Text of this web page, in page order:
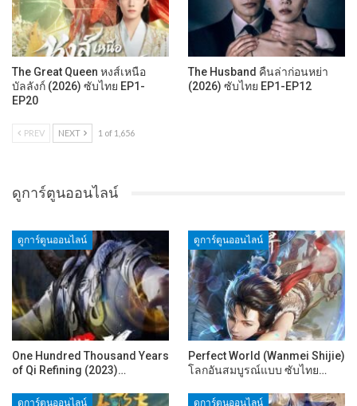
The Great Queen หงส์เหนือ
บัลลังก์ (2026) ซับไทย EP1-
EP20
The Husband คืนล่าก่อนหย่า
(2026) ซับไทย EP1-EP12
PREV NEXT 1 of 1,656
ดูการ์ตูนออนไลน์
ดูการ์ตูนออนไลน์
One Hundred Thousand Years
of Qi Refining (2023)…
ดูการ์ตูนออนไลน์
Perfect World (Wanmei Shijie)
โลกอันสมบูรณ์แบบ ซับไทย…
ดูการ์ตูนออนไลน์ ดูการ์ตูนออนไลน์